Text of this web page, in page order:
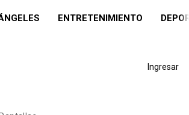
ENTRETENIMIENTO
Ingresar